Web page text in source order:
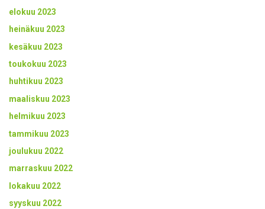
elokuu 2023
heinäkuu 2023
kesäkuu 2023
toukokuu 2023
huhtikuu 2023
maaliskuu 2023
helmikuu 2023
tammikuu 2023
joulukuu 2022
marraskuu 2022
lokakuu 2022
syyskuu 2022